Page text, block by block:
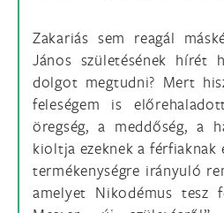
Zakariás sem reagál
János születésének hírét
dolgot megtudni? Mert
feleségem is
öregség, a meddőség, a
kioltja ezeknek a férfiaknak
termékenységre irányuló
amelyet Nikodémus tesz